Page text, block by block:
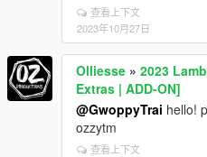
查看上下文
2023年10月27日
Olliesse » 2023
Extras | ADD-ON]
@GwoppyTrai hello!
ozzytm
查看上下文